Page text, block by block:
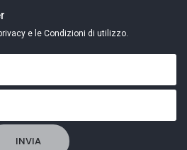
e le Condizioni di utilizzo.